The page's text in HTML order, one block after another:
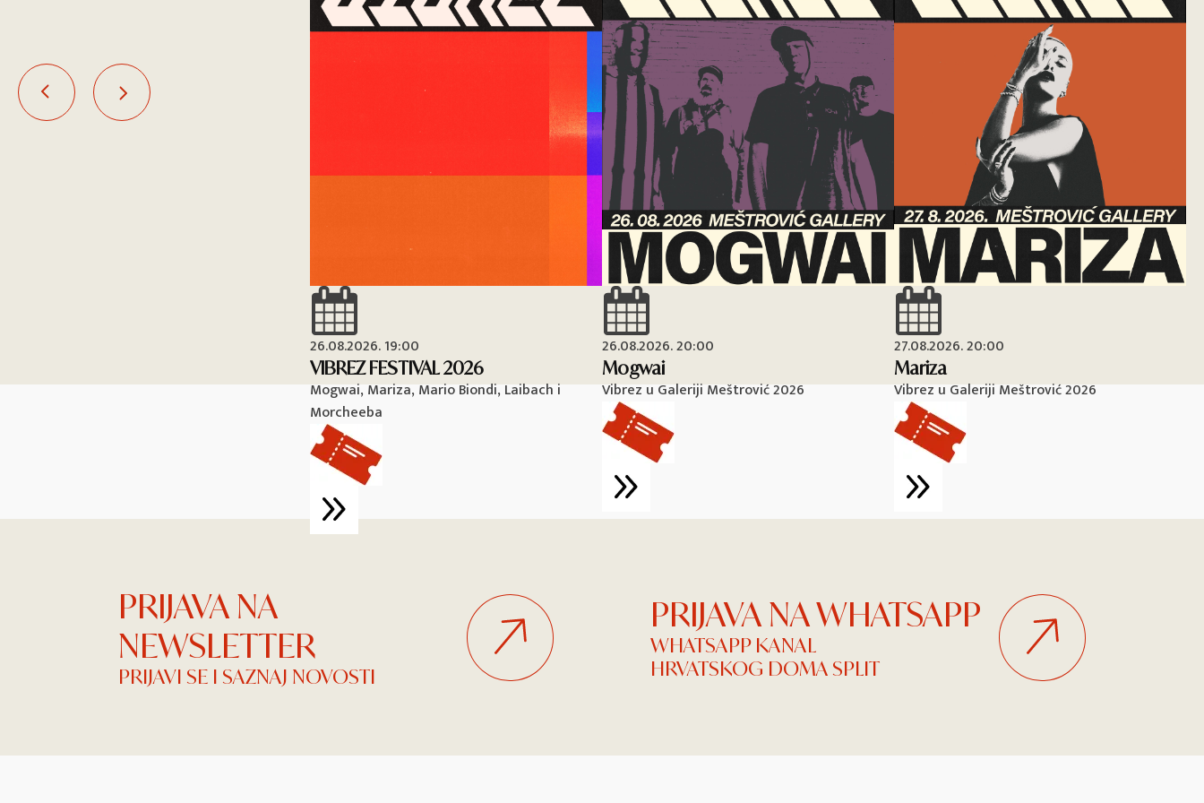
26.08.2026. 19:00
VIBREZ FESTIVAL 2026
Mogwai, Mariza, Mario Biondi, Laibach i
Morcheeba
26.08.2026. 20:00
Mogwai
Vibrez u Galeriji Meštrović 2026
27.08.2026. 20:00
Mariza
Vibrez u Galeriji Meštrović 2026
PRIJAVA NA
NEWSLETTER
PRIJAVI SE I SAZNAJ NOVOSTI
PRIJAVA NA WHATSAPP
WHATSAPP KANAL
HRVATSKOG DOMA SPLIT